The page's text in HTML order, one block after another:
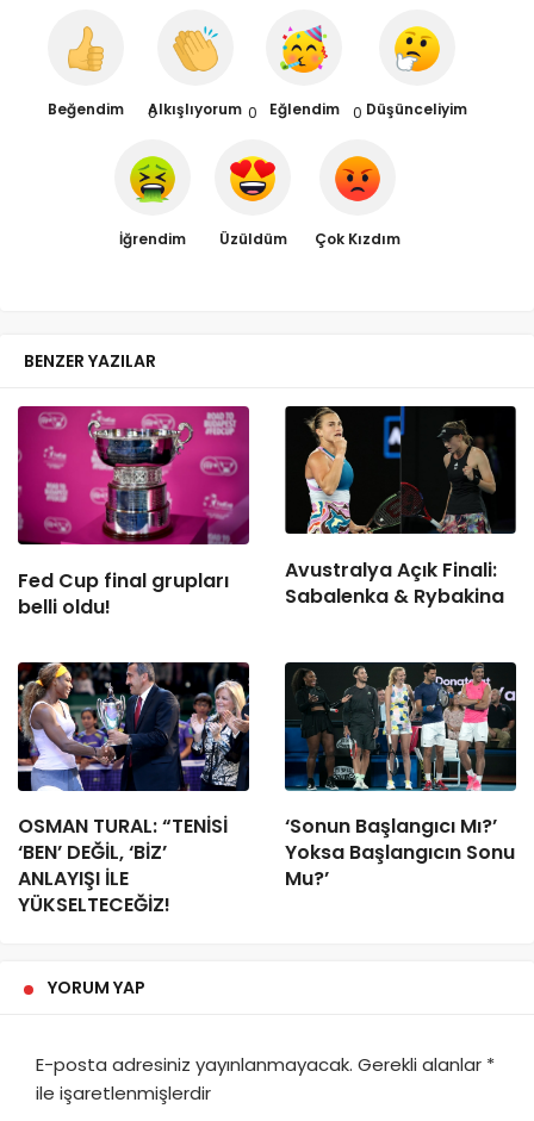
Beğendim Alkışlıyorum Eğlendim Düşünceliyim
0
İğrendim
0
Üzüldüm
0
Çok Kızdım
BENZER YAZILAR
Fed Cup final grupları
belli oldu!
Avustralya Açık Finali:
Sabalenka & Rybakina
OSMAN TURAL: “TENİSİ
‘BEN’ DEĞİL, ‘BİZ’
ANLAYIŞI İLE
YÜKSELTECEĞİZ!
‘Sonun Başlangıcı Mı?’
Yoksa Başlangıcın Sonu
Mu?’
YORUM YAP
E-posta adresiniz yayınlanmayacak. Gerekli alanlar *
ile işaretlenmişlerdir